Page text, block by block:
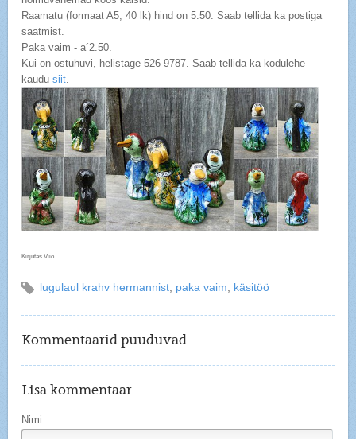
Raamatu (formaat A5, 40 lk) hind on 5.50. Saab tellida ka postiga
saatmist.
Paka vaim - a´2.50.
Kui on ostuhuvi, helistage 526 9787. Saab tellida ka kodulehe
kaudusiit
Kirjutas Viio
lugulaul krahv hermannist paka vaim käsitöö
Kommentaarid puuduvad
Lisa kommentaar
Nimi